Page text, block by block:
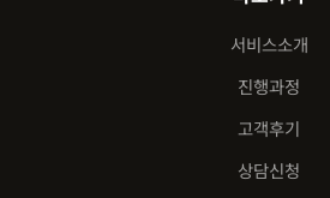
서비스소개
진행과정
고객후기
상담신청